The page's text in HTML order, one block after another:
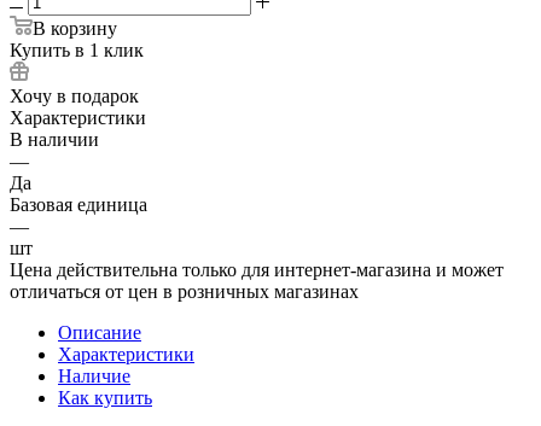
В корзину
Купить в 1 клик
Хочу в подарок
Характеристики
В наличии
—
Да
Базовая единица
—
шт
Цена действительна только для интернет-магазина и может
отличаться от цен в розничных магазинах
Описание
Характеристики
Наличие
Как купить